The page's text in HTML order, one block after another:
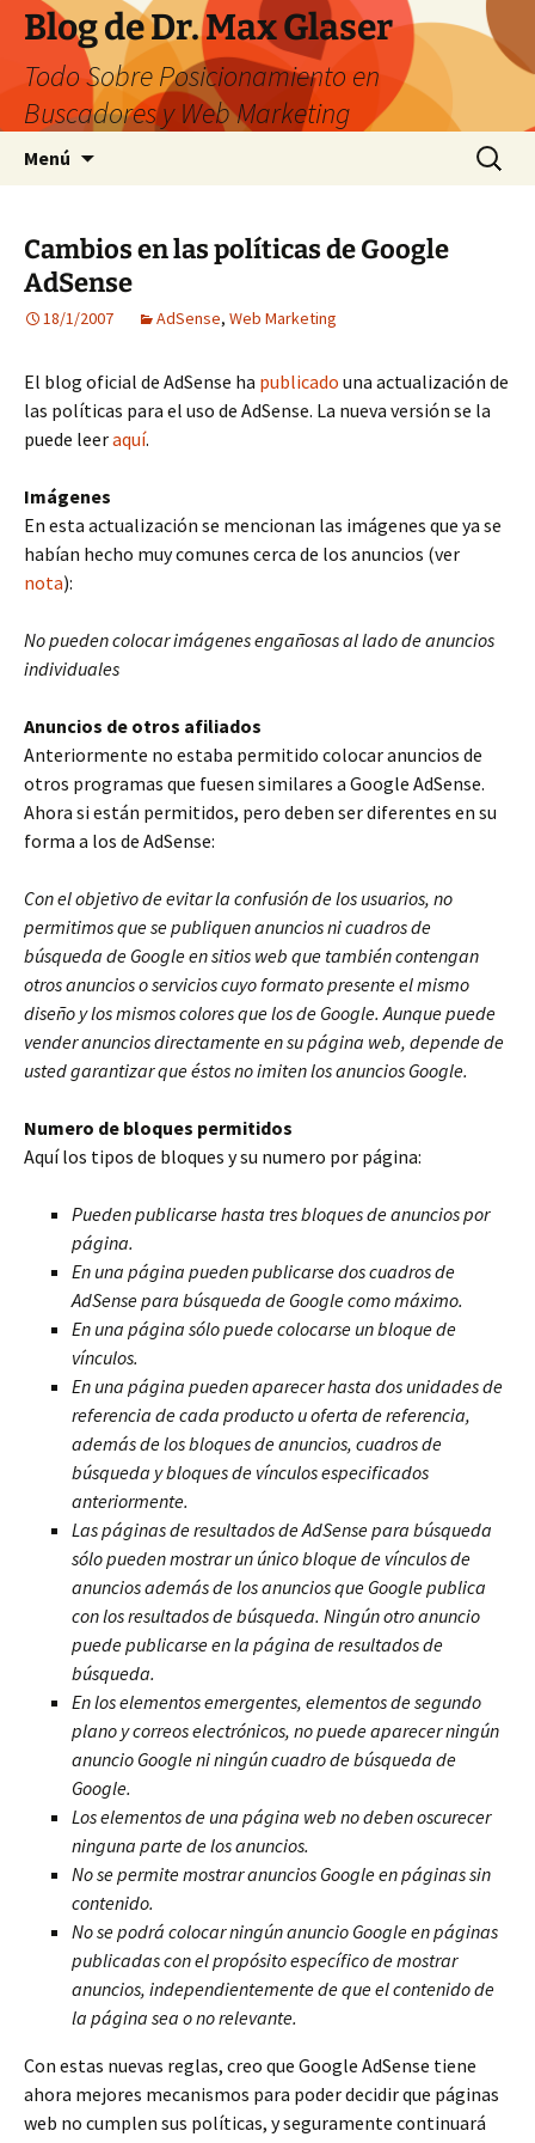
Saltar
contenido
Blog de Dr. Max Glaser
Todo Sobre Posicionamiento en
Buscadores y Web Marketing
Menú Buscar:
Cambios en las políticas de Google
AdSense
18/1/2007 AdSense, Web Marketing
El blog oficial de AdSense ha publicado una actualización de
las políticas para el uso de AdSense. La nueva versión se la
puede leeraquí.
Imágenes
En esta actualización se mencionan las imágenes que ya se
habían hecho muy comunes cerca de los anuncios (ver
nota):
No pueden colocar imágenes engañosas al lado de anuncios
individuales
Anuncios de otros afiliados
Anteriormente no estaba permitido colocar anuncios de
otros programas que fuesen similares a Google AdSense.
Ahora si están permitidos, pero deben ser diferentes en su
forma a los de AdSense:
Con el objetivo de evitar la confusión de los usuarios, no
permitimos que se publiquen anuncios ni cuadros de
búsqueda de Google en sitios web que también contengan
otros anuncios o servicios cuyo formato presente el mismo
diseño y los mismos colores que los de Google. Aunque puede
vender anuncios directamente en su página web, depende de
usted garantizar que éstos no imiten los anuncios Google.
Numero de bloques permitidos
Aquí los tipos de bloques y su numero por página:
Pueden publicarse hasta tres bloques de anuncios por
página.
En una página pueden publicarse dos cuadros de
AdSense para búsqueda de Google como máximo.
En una página sólo puede colocarse un bloque de
vínculos.
En una página pueden aparecer hasta dos unidades de
referencia de cada producto u oferta de referencia,
además de los bloques de anuncios, cuadros de
búsqueda y bloques de vínculos especificados
anteriormente.
Las páginas de resultados de AdSense para búsqueda
sólo pueden mostrar un único bloque de vínculos de
anuncios además de los anuncios que Google publica
con los resultados de búsqueda. Ningún otro anuncio
puede publicarse en la página de resultados de
búsqueda.
En los elementos emergentes, elementos de segundo
plano y correos electrónicos, no puede aparecer ningún
anuncio Google ni ningún cuadro de búsqueda de
Google.
Los elementos de una página web no deben oscurecer
ninguna parte de los anuncios.
No se permite mostrar anuncios Google en páginas sin
contenido.
No se podrá colocar ningún anuncio Google en páginas
publicadas con el propósito específico de mostrar
anuncios, independientemente de que el contenido de
la página sea o no relevante.
Con estas nuevas reglas, creo que Google AdSense tiene
ahora mejores mecanismos para poder decidir que páginas
web no cumplen sus políticas, y seguramente continuará